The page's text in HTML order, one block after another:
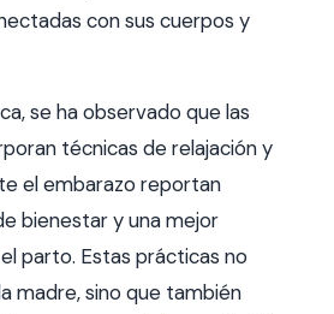
con sus cuerpos y
se ha observado que las
técnicas de relajación y
el embarazo reportan
bienestar y una mejor
parto. Estas prácticas no
madre, sino que también